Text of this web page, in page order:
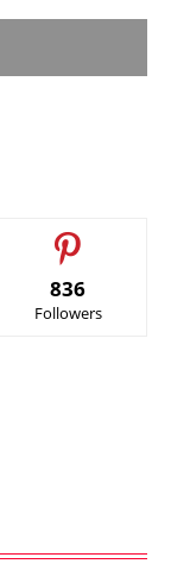
836
Followers